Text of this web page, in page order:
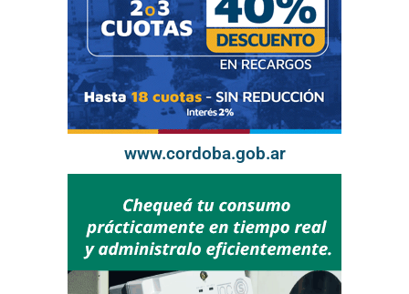
www.cordoba.gob.ar